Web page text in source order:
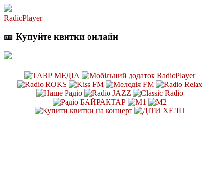
RadioPlayer
🎫 Купуйте квитки онлайн